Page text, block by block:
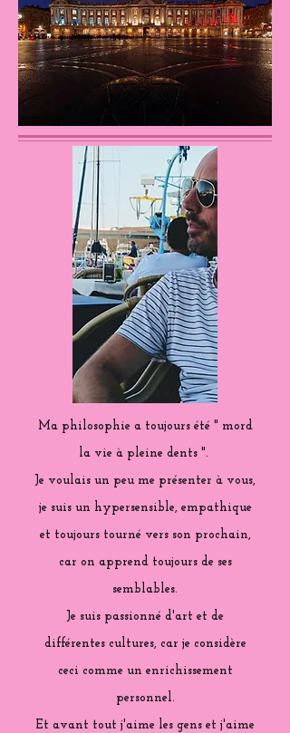
Ma philosophie a toujours été " mord
la vie à pleine dents ".
Je voulais un peu me présenter à vous,
je suis un hypersensible, empathique
et toujours tourné vers son prochain,
car on apprend toujours de ses
semblables.
Je suis passionné d'art et de
différentes cultures, car je considère
ceci comme un enrichissement
personnel.
Et avant tout j'aime les gens et j'aime